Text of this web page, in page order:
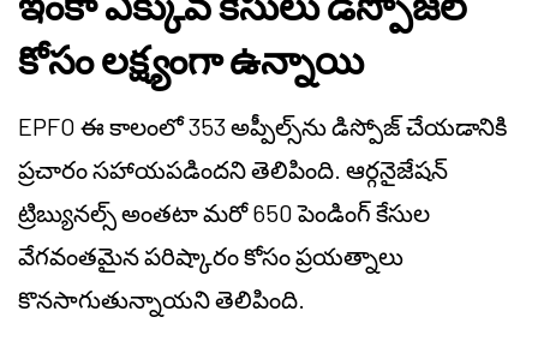
కోసం లక్ష్యంగా ఉన్నాయి
EPFO ఈ కాలంలో 353 అప్పీల్స్‌ను డిస్పోజ్ చేయడానికి
ప్రచారం సహాయపడిందని తెలిపింది. ఆర్గనైజేషన్
ట్రిబ్యునల్స్ అంతటా మరో 650 పెండింగ్ కేసుల
వేగవంతమైన పరిష్కారం కోసం ప్రయత్నాలు
కొనసాగుతున్నాయని తెలిపింది.